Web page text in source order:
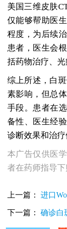
美国三维皮肤
仅能够帮助医
程度，为后续
患者，医生会
括药物治疗、光
综上所述，白
素影响，但总
手段。患者在
备性、医生经
诊断效果和治疗
本广告仅供医
者在药师指导
上一篇： 进口
下一篇： 确诊白